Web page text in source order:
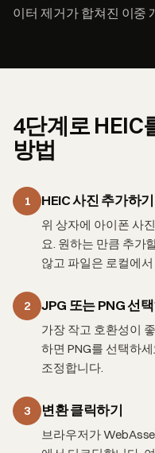
이터 제거가 합쳐진 이중
4단계로 HEIC
방법
1 HEIC 사진 추가하기
위 상자에 아이폰 사
요. 원하는 만큼 추가
않고 파일은 로컬에
2 JPG 또는 PNG 선
가장 작고 호환성이
하면 PNG를 선택하
조정합니다.
3 변환 클릭하기
브라우저가